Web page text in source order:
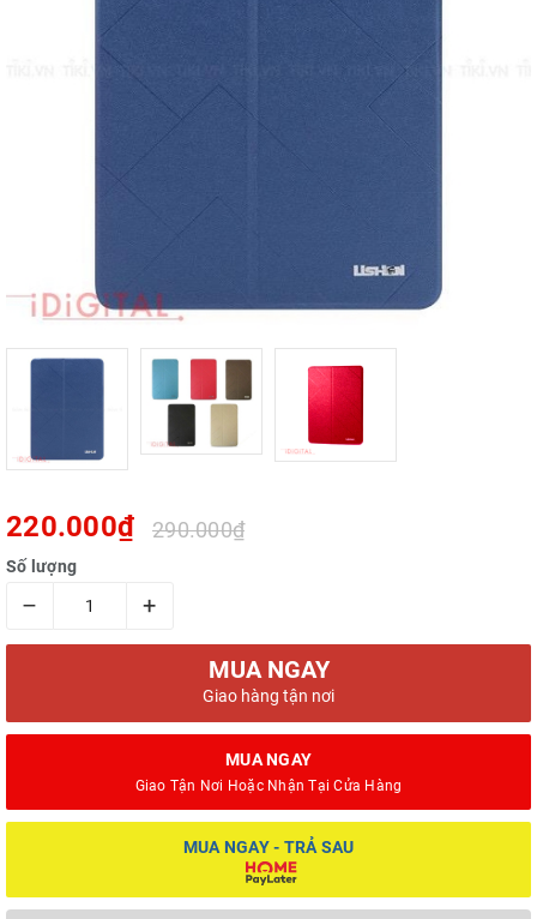
220.000₫ 290.000₫
Số lượng
– +
MUA NGAY
Giao hàng tận nơi
MUA NGAY
Giao Tận Nơi Hoặc Nhận Tại Cửa Hàng
MUA NGAY - TRẢ SAU